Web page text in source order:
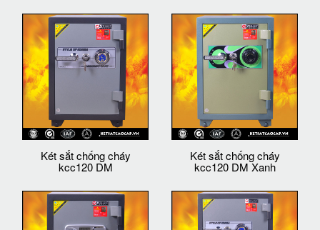
Két sắt chống cháy
kcc120 DM
Két sắt chống cháy
kcc120 DM Xanh